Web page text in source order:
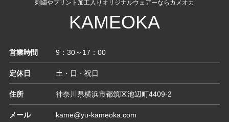
刺繍やプリント加工入りオリジナルウェアーならカメオカ
KAMEOKA
営業時間 9：30～17：00
定休日 土・日・祝日
住所 神奈川県横浜市都筑区池辺町4409-2
メール kame@yu-kameoka.com